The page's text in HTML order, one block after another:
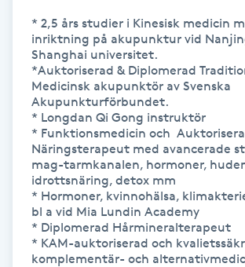
IPL hårborttagning
IR-massage
Japansk massage
Katun fransar
* 2,5 års studier i Kinesisk medicin
inriktning på akupunktur vid
Shanghai universitet.
*Auktoriserad & Diplomerad
Medicinsk akupunktör av Svenska
Akupunkturförbundet.
* Longdan Qi Gong instruktör
* Funktionsmedicin och
Näringsterapeut med avancerade
mag-tarmkanalen, hormoner,
idrottsnäring, detox mm
* Hormoner, kvinnohälsa,
bl a vid Mia Lundin Academy
* Diplomerad Hårmineralterapeut
* KAM-auktoriserad och
komplementär- och